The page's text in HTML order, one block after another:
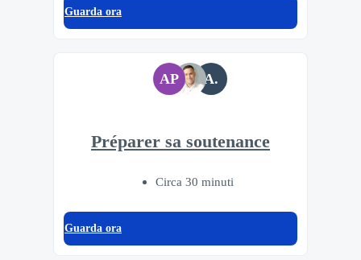
Guarda ora
AP A.
Préparer sa soutenance
Circa 30 minuti
Guarda ora